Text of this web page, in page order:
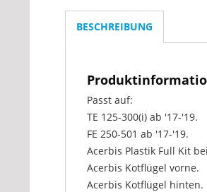
BESCHREIBUNG
Passt auf:
TE 125-300(i) ab '17-'19.
FE 250-501 ab '17-'19.
Acerbis Plastik Full Kit
Acerbis Kotflügel vorne.
Acerbis Kotflügel hinten.